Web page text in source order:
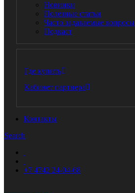
Новинки
Полезные статьи
Часто задаваемые вопросы
Подкаст
Где купить
Кабинет партнера
Контакты
Search
+7 4742 24-04-68